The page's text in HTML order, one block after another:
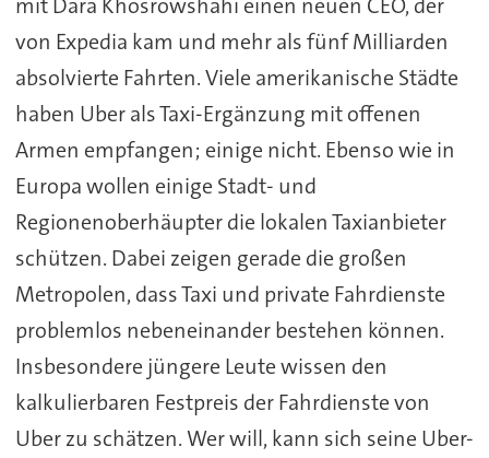
von Expedia kam und mehr als fünf Milliarden
absolvierte Fahrten. Viele amerikanische Städte
haben Uber als Taxi-Ergänzung mit offenen
Armen empfangen; einige nicht. Ebenso wie in
Europa wollen einige Stadt- und
Regionenoberhäupter die lokalen Taxianbieter
schützen. Dabei zeigen gerade die großen
Metropolen, dass Taxi und private Fahrdienste
problemlos nebeneinander bestehen können.
Insbesondere jüngere Leute wissen den
kalkulierbaren Festpreis der Fahrdienste von
Uber zu schätzen. Wer will, kann sich seine Uber-